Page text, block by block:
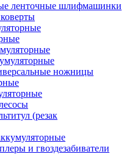
ленточные шлифмашинки
ножницы
(резак
и гвоздезабиватели